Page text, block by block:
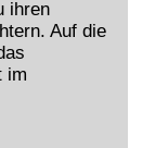
ihren
Auf die
im